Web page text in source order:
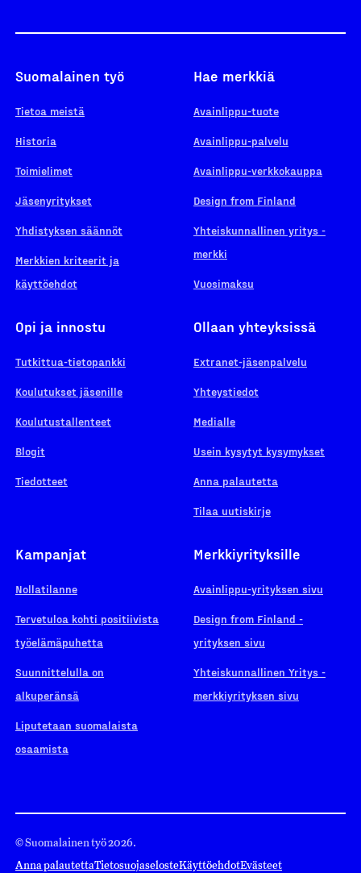
Suomalainen työ
Tietoa meistä
Historia
Toimielimet
Jäsenyritykset
Yhdistyksen säännöt
Merkkien kriteerit ja
käyttöehdot
Hae merkkiä
Avainlippu-tuote
Avainlippu-palvelu
Avainlippu-verkkokauppa
Design from Finland
Yhteiskunnallinen yritys -
merkki
Vuosimaksu
Opi ja innostu
Tutkittua-tietopankki
Koulutukset jäsenille
Koulutustallenteet
Blogit
Tiedotteet
Ollaan yhteyksissä
Extranet-jäsenpalvelu
Yhteystiedot
Medialle
Usein kysytyt kysymykset
Anna palautetta
Tilaa uutiskirje
Kampanjat
Nollatilanne
Tervetuloa kohti positiivista
työelämäpuhetta
Suunnittelulla on
alkuperänsä
Liputetaan suomalaista
osaamista
Merkkiyrityksille
Avainlippu-yrityksen sivu
Design from Finland -
yrityksen sivu
Yhteiskunnallinen Yritys -
merkkiyrityksen sivu
© Suomalainen työ 2026.
Anna palautettaTietosuojaselosteKäyttöehdotEvästeet